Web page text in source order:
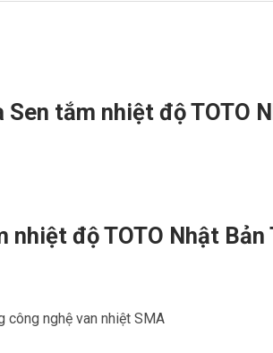
tắm nhiệt độ TOTO
độ TOTO Nhật Bản
công nghệ van nhiệt SMA